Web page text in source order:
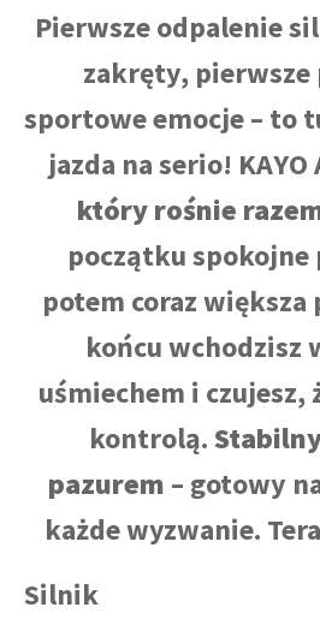
Pierwsze odpalenie
zakręty,
sportowe emocje – to
jazda na serio! KAYO
który rośnie
początku spokojne
potem coraz większa
końcu wchodzisz
uśmiechem i czujesz,
kontrolą.
pazurem – gotowy
każde wyzwanie.
Silnik